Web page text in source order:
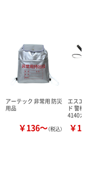
アーテック 非常用 防災
用品
￥136～（税込）
エスエ
ド 警棒
4140カ
￥